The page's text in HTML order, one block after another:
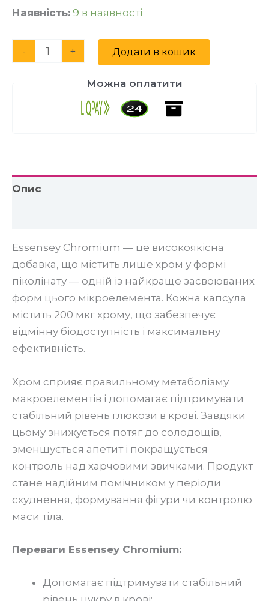
Наявність: 9 в наявності
- + Додати в кошик
Можна оплатити
Опис
Essensey Chromium — це високоякісна
добавка, що містить лише хром у формі
піколінату — одній із найкраще засвоюваних
форм цього мікроелемента. Кожна капсула
містить 200 мкг хрому, що забезпечує
відмінну біодоступність і максимальну
ефективність.
Хром сприяє правильному метаболізму
макроелементів і допомагає підтримувати
стабільний рівень глюкози в крові. Завдяки
цьому знижується потяг до солодощів,
зменшується апетит і покращується
контроль над харчовими звичками. Продукт
стане надійним помічником у періоди
схуднення, формування фігури чи контролю
маси тіла.
Переваги Essensey Chromium:
Допомагає підтримувати стабільний